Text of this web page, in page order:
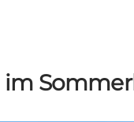
im